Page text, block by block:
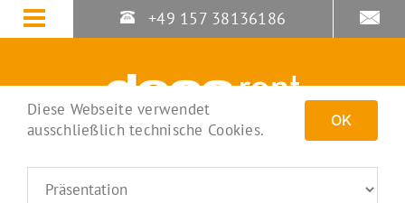
Zum
Inhalt
+49 157 38136186
Diese Webseite verwendet
ausschließlich technische Cookies.
OK